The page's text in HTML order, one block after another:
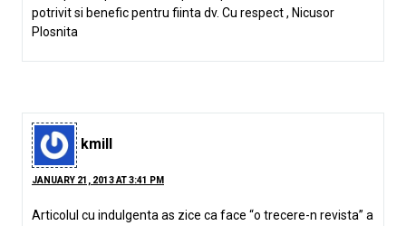
potrivit si benefic pentru fiinta dv. Cu respect , Nicusor
Plosnita
kmill
JANUARY 21, 2013 AT 3:41 PM
Articolul cu indulgenta as zice ca face “o trecere-n revista” a